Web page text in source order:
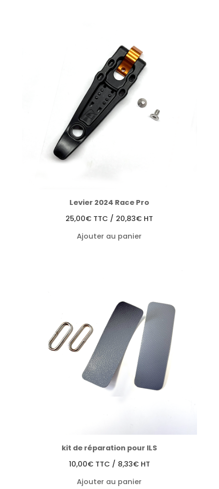
Levier 2024 Race Pro
25,00€ TTC / 20,83€ HT
Ajouter au panier
kit de réparation pour ILS
10,00€ TTC / 8,33€HT
Ajouter au panier